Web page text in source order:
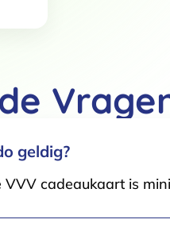
verzameld op basis van
/ Noodzakelijk
geldig?
VVV cadeaukaart is